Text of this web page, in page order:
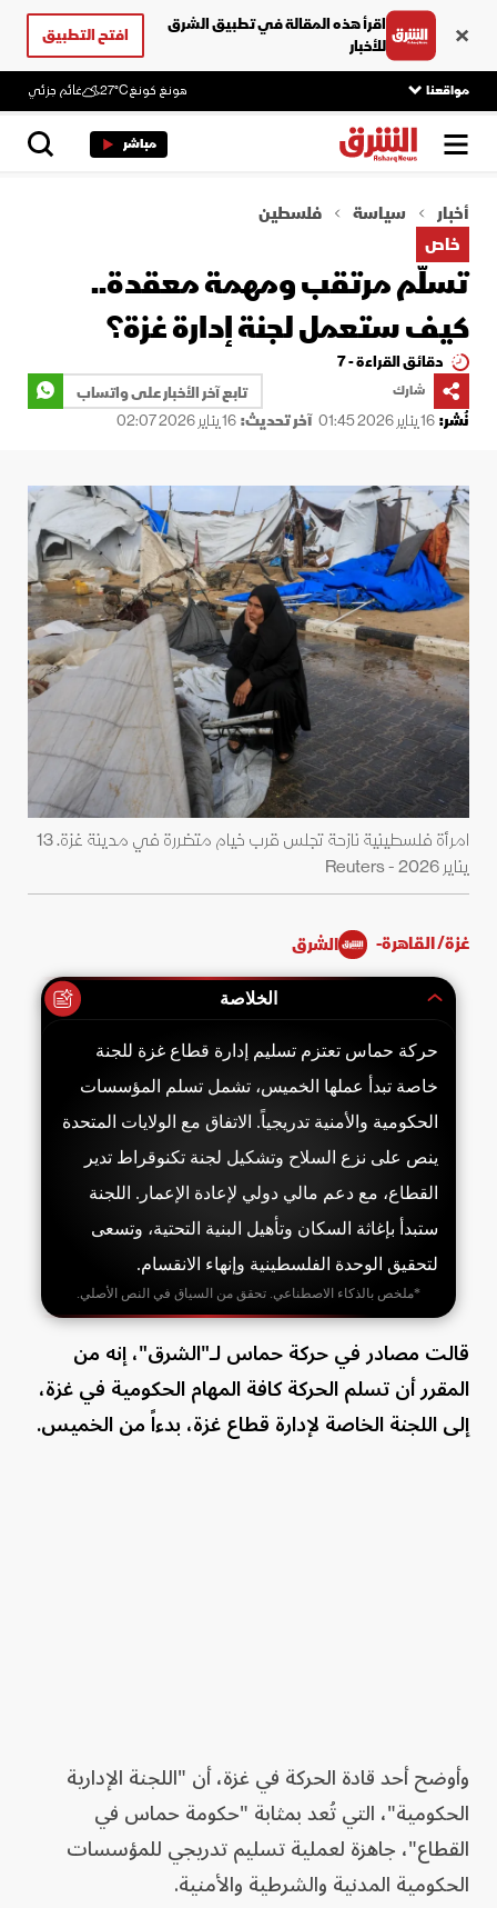
اقرأ هذه المقالة في تطبيق الشرق
للأخبار
افتح التطبيق
مواقعنا هونغ كونغ27°C غائم جزئي
مباشر
أخبار سياسة
فلسطين
خاص
تسلّم مرتقب ومهمة معقدة..
كيف ستعمل لجنة إدارة غزة؟
دقائق القراءة - 7
شارك
تابع آخر الأخبار على واتساب
نُشر:16 يناير 2026 01:45 آخر تحديث:16 يناير 2026 02:07
امرأة فلسطينية نازحة تجلس قرب خيام متضررة في مدينة غزة. 13
يناير 2026 - Reuters
غزة/ القاهرة- الشرق
الخلاصة
حركة حماس تعتزم تسليم إدارة قطاع غزة للجنة
خاصة تبدأ عملها الخميس، تشمل تسلم المؤسسات
الحكومية والأمنية تدريجياً. الاتفاق مع الولايات المتحدة
ينص على نزع السلاح وتشكيل لجنة تكنوقراط تدير
القطاع، مع دعم مالي دولي لإعادة الإعمار. اللجنة
ستبدأ بإغاثة السكان وتأهيل البنية التحتية، وتسعى
لتحقيق الوحدة الفلسطينية وإنهاء الانقسام.
*ملخص بالذكاء الاصطناعي. تحقق من السياق في النص الأصلي.
قالت مصادر في حركة حماس لـ"الشرق"، إنه من
المقرر أن تسلم الحركة كافة المهام الحكومية في غزة،
إلى اللجنة الخاصة لإدارة قطاع غزة، بدءاً من الخميس.
وأوضح أحد قادة الحركة في غزة، أن "اللجنة الإدارية
الحكومية"، التي تُعد بمثابة "حكومة حماس في
القطاع"، جاهزة لعملية تسليم تدريجي للمؤسسات
الحكومية المدنية والشرطية والأمنية.